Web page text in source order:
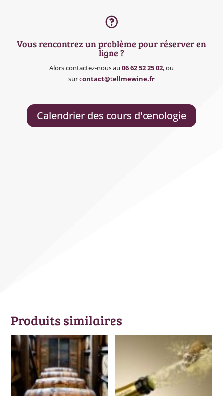

Vous rencontrez un problème pour réserver en
ligne ?
Alors contactez-nous au 06 62 52 25 02, ou
surcontact@tellmewine.fr
Calendrier des cours d'œnologie
Produits similaires